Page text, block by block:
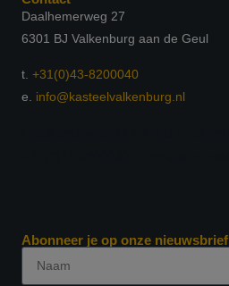
Daalhemerweg 27
6301 BJ Valkenburg aan de Geul
t. +31(0)43-8200040
e.
info@kasteelvalkenburg.nl
Abonneer je op onze nieuwsbrief